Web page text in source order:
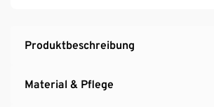
Reißverschluss
Vorgeformte Kniepartie
Produktbeschreibung
Material & Pflege